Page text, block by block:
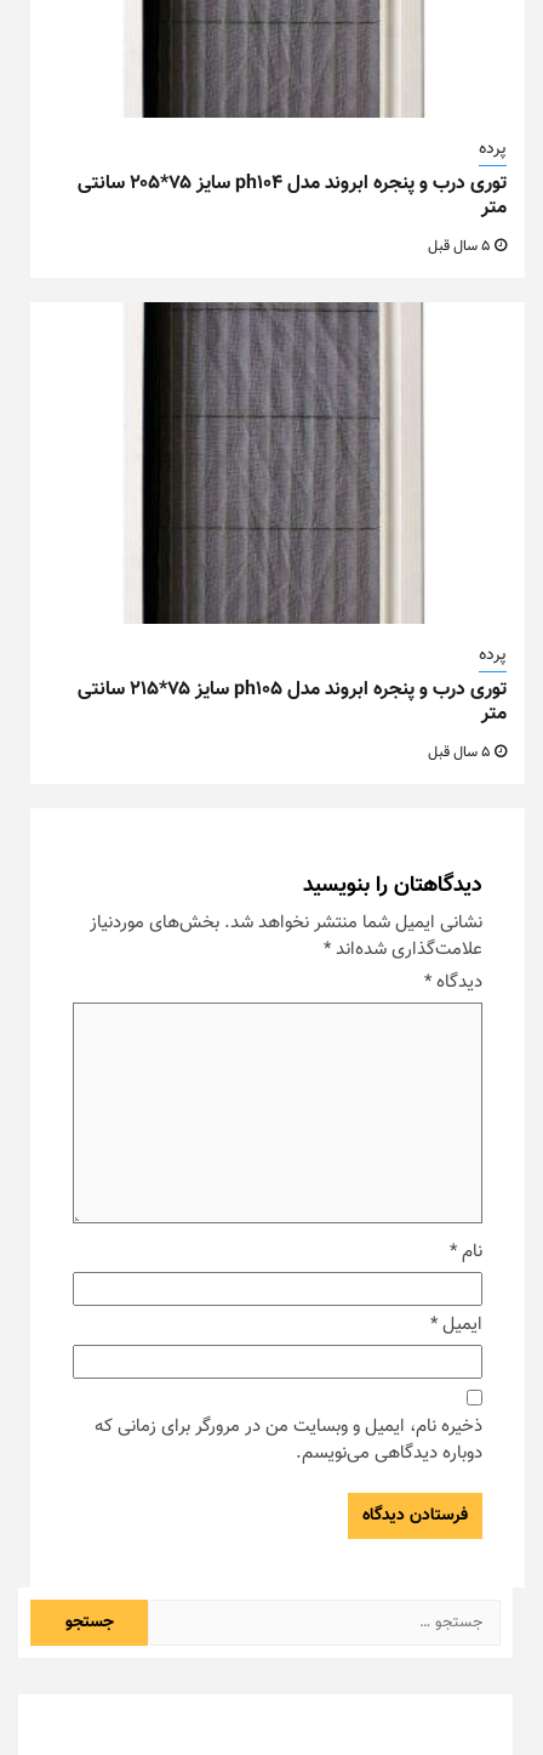
پرده
توری درب و پنجره ابروند مدل ph104 سایز ۷۵*۲۰۵ سانتی
متر
پرده
توری درب و پنجره ابروند مدل ph105 سایز ۷۵*۲۱۵ سانتی
متر
دیدگاهتان را بنویسید
نشانی ایمیل شما منتشر نخواهد شد. بخش‌های موردنیاز
علامت‌گذاری شده‌اند*
دیدگاه*
نام*
ایمیل*
ذخیره نام، ایمیل و وبسایت من در مرورگر برای زمانی که
دوباره دیدگاهی می‌نویسم.
جستجو
برای: